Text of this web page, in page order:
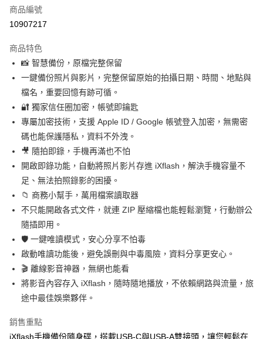
信用卡分期付款
合作金庫商業銀行
華南商業銀行
上海商業儲蓄銀行
台北富邦商業銀行
國泰世華商業銀行
臺灣中小企業銀行
匯豐（台灣）商業銀行
華泰商業銀行
聯邦商業銀行
遠東國際商業銀行
元大商業銀行
玉山商業銀行
台新國際商業銀行
中國信託商業銀行
台灣樂天信用卡公司
超商取貨付款
LINE Pay
Apple Pay
街口支付
悠遊付
全盈+PAY
運送方式
全家取貨付款
免運費
7-11取貨付款
免運費
免運費
商品編號
10907217
商品特色
📸 智慧備份，原檔完整保留
一鍵備份照片與影片，完整保留原始的拍攝日期、時間、地點與
檔名，重要回憶有跡可循。
🔐 獨家信任圈加密，帳號即鑰匙
專屬加密技術，支援 Apple ID / Google 帳號登入加密，無需密
碼也能保護隱私，資料不外洩。
🎥 隨拍即錄，手機再滿也不怕
開啟即錄功能，自動將照片影片存進 iXflash，解決手機容量不
足、無法拍照錄影的困擾。
📁 商務小幫手，萬用檔案讀取器
不只能開啟各式文件，就連 ZIP 壓縮檔也能輕鬆瀏覽，行動辦公
隨插即用。
🛡️ 一鍵唯讀模式，安心分享不怕毒
啟動唯讀功能後，避免誤刪與中毒風險，資料分享更安心。
🎬 離線影音神器，無網也能看
將影音內容存入 iXflash，隨時隨地播放，不依賴網路與流量，旅
途中最佳娛樂夥伴。
銷售重點
iXflash手機備份隨身碟，搭載USB-C與USB-A雙接頭，讓您輕鬆在